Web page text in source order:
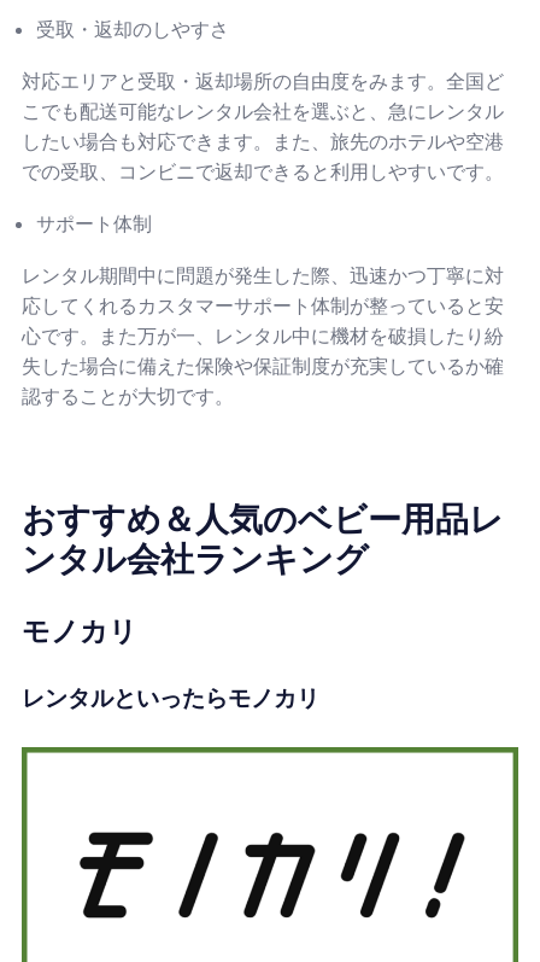
受取・返却のしやすさ
対応エリアと受取・返却場所の自由度をみます。全国ど
こでも配送可能なレンタル会社を選ぶと、急にレンタル
したい場合も対応できます。また、旅先のホテルや空港
での受取、コンビニで返却できると利用しやすいです。
サポート体制
レンタル期間中に問題が発生した際、迅速かつ丁寧に対
応してくれるカスタマーサポート体制が整っていると安
心です。また万が一、レンタル中に機材を破損したり紛
失した場合に備えた保険や保証制度が充実しているか確
認することが大切です。
おすすめ＆人気のベビー用品レ
ンタル会社ランキング
モノカリ
レンタルといったらモノカリ